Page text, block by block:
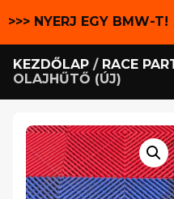
>>> NYERJ EGY BMW-T!
KEZDŐLAP / RACE
OLAJHŰTŐ (ÚJ)